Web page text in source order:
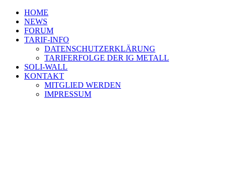
HOME
NEWS
FORUM
TARIF-INFO
DATENSCHUTZERKLÄRUNG
TARIFERFOLGE DER IG METALL
SOLI-WALL
KONTAKT
MITGLIED WERDEN
IMPRESSUM